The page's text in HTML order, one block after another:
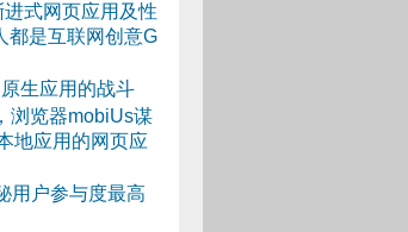
进式网页应用及性
都是互联网创意G
生应用的战斗
浏览器mobiUs谋
地应用的网页应
用户参与度最高